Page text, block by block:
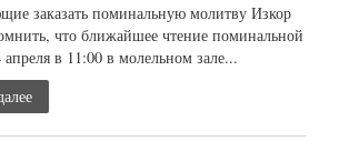
заказать поминальную молитву Изкор
что ближайшее чтение поминальной
в 11:00 в молельном зале...